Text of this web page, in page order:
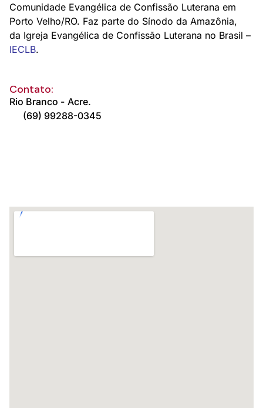
Comunidade Evangélica de Confissão Luterana em
Porto Velho/RO. Faz parte do Sínodo da Amazônia,
da Igreja Evangélica de Confissão Luterana no Brasil –
IECLB.
Contato:
Rio Branco - Acre.
(69) 99288-0345